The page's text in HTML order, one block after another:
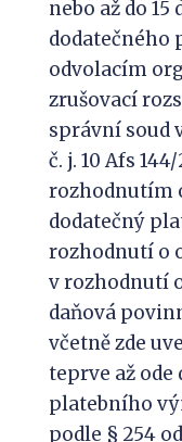
nebo až do
dodatečného
odvolacím
zrušovací
správní soud
č. j. 10 Afs
rozhodnutím
dodatečný
rozhodnutí o
v rozhodnutí
daňová
včetně zde
teprve až ode
platebního
podle § 254